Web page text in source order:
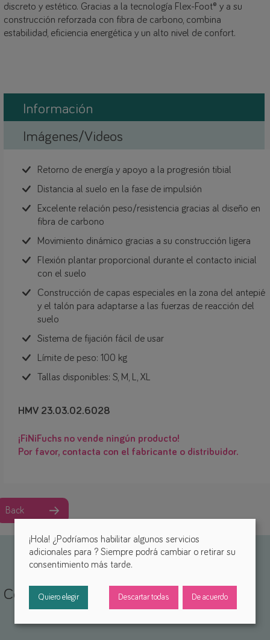
discreto y estético. Gracias a la tecnología Flex-Foot® y a su
construcción reforzada con fibra de carbono, combina
estabilidad, eficiencia energética y un alto nivel de confort.
Información
Imágenes/Videos
Retorno de energía y apoyo a la progresión tibial
Distancia al suelo en la fase de impulsión
Excelente relación peso/resistencia gracias al diseño en
fibra de carbono
Movimiento dinámico gracias a su construcción ligera
Flexión plantar proporcional durante el contacto inicial
con el suelo
Construcción de capas especiales en la zona del antepié
y el talón para adaptarse a las fuerzas de reacción del
suelo
Sistema de fijación fácil de usar
Límite de peso: 100 kg
Tallas disponibles: S, M, L, XL
HMV 23.03.02.6028
¡FiNiFuchs no vende ningún producto!
Por favor, contacta con el fabricante o distribuidor.
Back
Comparte tu experiencia
¡Hola! ¿Podríamos habilitar algunos servicios
adicionales para ? Siempre podrá cambiar o retirar su
consentimiento más tarde.
Quiero elegir Descartar todas De acuerdo